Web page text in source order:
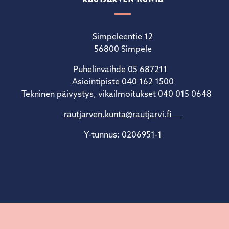
Simpeleentie 12
56800 Simpele
Puhelinvaihde 05 687211
Asiointipiste 040 162 1500
Tekninen päivystys, vikailmoitukset 040 015 0648
rautjarven.kunta@rautjarvi.fi
Y-tunnus: 0206951-1